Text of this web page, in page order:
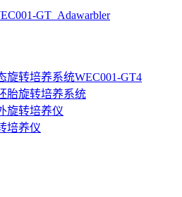
旋转培养系统WEC001-GT4
胎旋转培养系统
旋转培养仪
培养仪